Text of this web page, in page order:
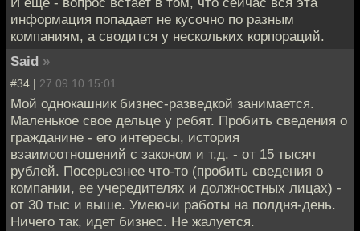
информация попадает не кусочно по разным
компаниям, а сводится у нескольких корпораций.
Said »
#34 | 27.09.10 15:01
Мой однокашник бизнес-разведкой занимается.
Маленькое свое дельце у ребят. Пробить сведения о
гражданине - его интересы, история
взаимоотношений с законом и т.д. - от 15 тысяч
рублей. Посерьезнее что-то (пробить сведения о
компании, ее учередителях и должностных лицах) -
от 30 тыс и выше. Умеючи работы на полдня-день.
Ничего так, идет бизнес. Не жалуется.